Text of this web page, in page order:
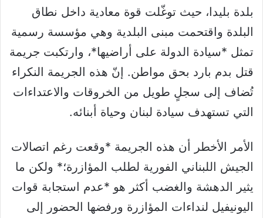
بلدة بليدا، حيث توغّلت قوة معادية داخل نطاق
البلدة واقتحمت مبنى البلدية وهي مؤسسة رسمية
تمثل *سيادة الدولة على أراضيها*، وارتكبت جريمة
قتل بدم بارد بحق مواطن. إنّ هذه الجريمة النكراء
تُضاف إلى سجلٍ طويل من الخروقات والاعتداءات
التي تستهدف سيادة لبنان وحياة أبنائه.
الأمر الأخطر أن هذه الجريمة *وقعت رغم اتصالات
الجيش اللبناني الفورية لطلب المؤازرة؛* ولكن ما
يثير الدهشة والغضب أكثر هو *عدم استجابة قوات
اليونيفيل لنداءات المؤازرة ورفضها الحضور إلى